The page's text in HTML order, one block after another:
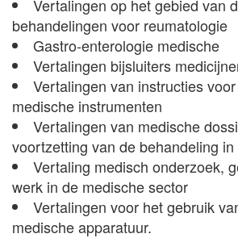
Vertalingen op het gebied van
behandelingen voor reumatologie
Gastro-enterologie medische
Vertalingen bijsluiters
Vertalingen van instructies
medische instrumenten
Vertalingen van medische
voortzetting van de behandeling
Vertaling medisch onderzoek,
werk in de medische sector
Vertalingen voor het gebruik
medische apparatuur.